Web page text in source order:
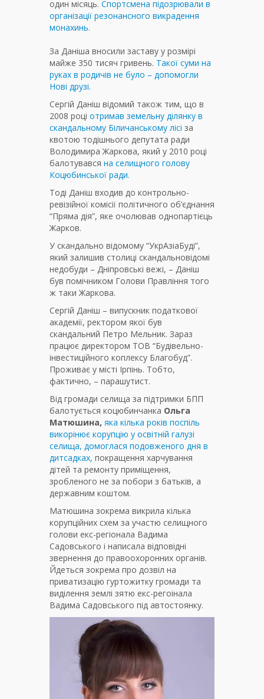
один місяць. Спортсмена підозрювали в
організації резонансного викрадення
монахинь.
За Даніша вносили заставу у розмірі
майже 350 тисяч гривень. Такої суми на
руках в родичів не було – допомогли
Нові друзі.
Сергій Даніш відомий також тим, що в
2008 році отримав земельну ділянку в
скандальному Біличанському лісі за
квотою тодішнього депутата ради
Володимира Жаркова, який у 2010 році
балотувався на селищного голову
Коцюбинської ради.
Тоді Даніш входив до контрольно-
ревізійної комісії політичного об’єднання
“Пряма дія”, яке очолював однопартієць
Жарков.
У скандально відомому “УкрАзіаБуді”,
який залишив столиці скандальновідомі
недобуди – Дніпровські вежі, – Даніш
був помічником Голови Правління того
ж таки Жаркова.
Сергій Даніш – випускник податкової
академії, ректором якої був
скандальний Петро Мельник. Зараз
працює директором ТОВ “Будівельно-
інвестиційного коплексу Благобуд”.
Проживає у місті Ірпінь. Тобто,
фактично, – парашутист.
Від громади селища за підтримки БПП
балотується коцюбинчанка Ольга
Матюшина, яка кілька років поспіль
викорінює корупцію у освітній галузі
селища, домоглася подовженого дня в
дитсадках, покращення харчування
дітей та ремонту приміщення,
зробленого не за побори з батьків, а
державним коштом.
Матюшина зокрема викрила кілька
корупційних схем за участю селищного
голови екс-регіонала Вадима
Садовського і написала відповідні
звернення до правоохоронних органів.
Йдеться зокрема про дозвіл на
приватизацію гуртожитку громади та
виділення землі зятю екс-регоінала
Вадима Садовського під автостоянку.